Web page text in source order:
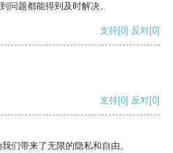
问题都能得到及时解决。
支持[0] 反对[0]
支持[0] 反对[0]
们带来了无限的隐私和自由。